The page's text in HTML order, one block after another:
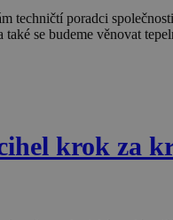
techničtí poradci
také se budeme věnovat
krok za